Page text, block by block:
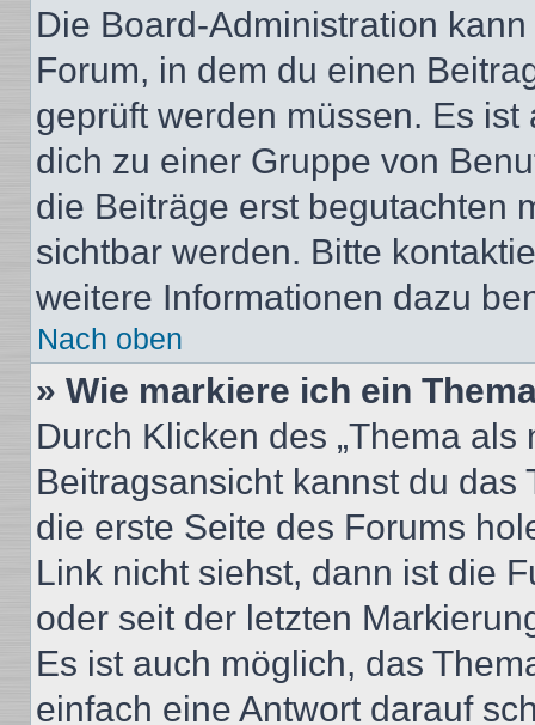
Die Board-Administration
Forum, in dem du einen
geprüft werden müssen. Es
dich zu einer Gruppe von
die Beiträge erst begutachten
sichtbar werden. Bitte
weitere Informationen dazu
Nach oben
» Wie markiere ich ein
Durch Klicken des „Thema
Beitragsansicht kannst du
die erste Seite des Forums
Link nicht siehst, dann ist die
oder seit der letzten
Es ist auch möglich, das
einfach eine Antwort darauf